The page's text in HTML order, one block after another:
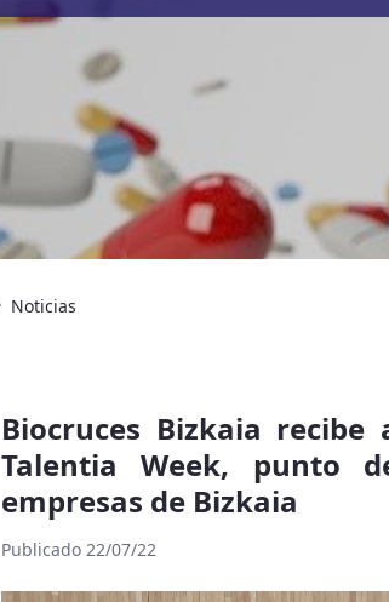
Noticias
Biocruces Bizkaia
Talentia Week, punto
empresas de Bizkaia
Publicado 22/07/22